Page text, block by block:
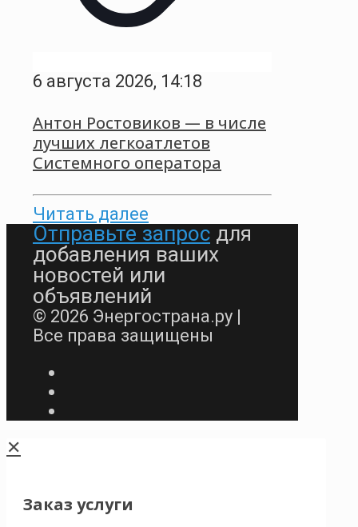
6 августа 2026, 14:18
Антон Ростовиков — в числе
лучших легкоатлетов
Системного оператора
Читать далее
Отправьте запрос для
добавления ваших
новостей или
объявлений
© 2026 Энергострана.ру |
Все права защищены
✕
Заказ услуги